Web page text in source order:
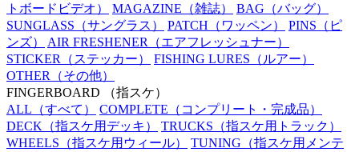
トボードビデオ）
MAGAZINE （雑誌） BAG （バッグ）
SUNGLASS （サングラス） PATCH （ワッペン） PINS （ピ
ンズ）
AIR FRESHENER （エアフレッシュナー）
STICKER （ステッカー） FISHING LURES （ルアー）
OTHER （その他）
FINGERBOARD
（指スケ）
ALL （すべて） COMPLETE （コンプリート・完成品）
DECK （指スケ用デッキ） TRUCKS （指スケ用トラック）
WHEELS （指スケ用ウィール） TUNING （指スケ用メンテ